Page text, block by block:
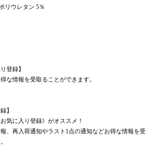
リウレタン 5％
登録】
な情報を受取ることができます。
】
気に入り登録》がオススメ！
、再入荷通知やラスト1点の通知などお得な情報を受